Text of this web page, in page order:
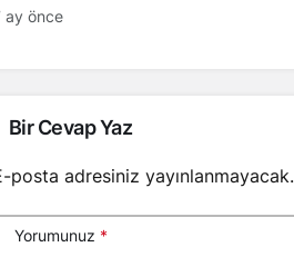
ay önce
Bir Cevap Yaz
posta adresiniz yayınlanmayacak.
Yorumunuz *